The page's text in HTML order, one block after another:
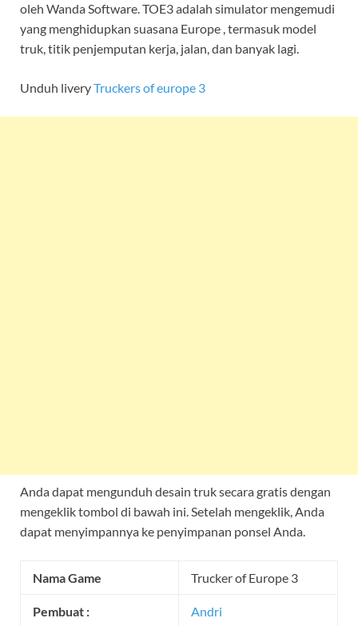
oleh Wanda Software. TOE3 adalah simulator mengemudi
yang menghidupkan suasana Europe , termasuk model
truk, titik penjemputan kerja, jalan, dan banyak lagi.
Unduh liveryTruckers of europe 3
Anda dapat mengunduh desain truk secara gratis dengan
mengeklik tombol di bawah ini. Setelah mengeklik, Anda
dapat menyimpannya ke penyimpanan ponsel Anda.
Nama Game Trucker of Europe 3
Pembuat : Andri